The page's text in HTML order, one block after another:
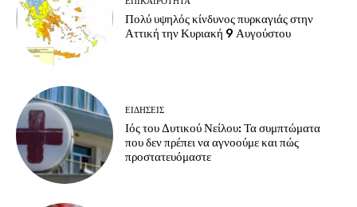
Πολύ υψηλός κίνδυνος πυρκαγιάς στην
Αττική την Κυριακή 9 Αυγούστου
ΕΙΔΗΣΕΙΣ
Ιός του Δυτικού Νείλου: Τα συμπτώματα
που δεν πρέπει να αγνοούμε και πώς
προστατευόμαστε